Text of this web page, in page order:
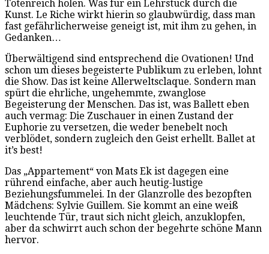
Totenreich holen. Was für ein Lehrstück durch die
Kunst. Le Riche wirkt hierin so glaubwürdig, dass man
fast gefährlicherweise geneigt ist, mit ihm zu gehen, in
Gedanken…
Überwältigend sind entsprechend die Ovationen! Und
schon um dieses begeisterte Publikum zu erleben, lohnt
die Show. Das ist keine Allerweltsclaque. Sondern man
spürt die ehrliche, ungehemmte, zwanglose
Begeisterung der Menschen. Das ist, was Ballett eben
auch vermag: Die Zuschauer in einen Zustand der
Euphorie zu versetzen, die weder benebelt noch
verblödet, sondern zugleich den Geist erhellt. Ballet at
it’s best!
Das „Appartement“ von Mats Ek ist dagegen eine
rührend einfache, aber auch heutig-lustige
Beziehungsfummelei. In der Glanzrolle des bezopften
Mädchens: Sylvie Guillem. Sie kommt an eine weiß
leuchtende Tür, traut sich nicht gleich, anzuklopfen,
aber da schwirrt auch schon der begehrte schöne Mann
hervor.